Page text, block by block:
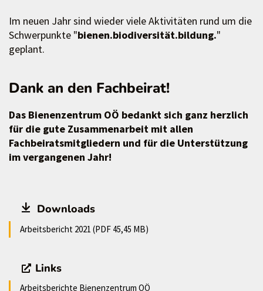
Im neuen Jahr sind wieder viele Aktivitäten rund um die
Schwerpunkte "bienen.biodiversität.bildung."
geplant.
Dank an den Fachbeirat!
Das Bienenzentrum OÖ bedankt sich ganz herzlich
für die gute Zusammenarbeit mit allen
Fachbeiratsmitgliedern und für die Unterstützung
im vergangenen Jahr!
Downloads
Arbeitsbericht 2021 (PDF 45,45 MB)
Links
Arbeitsberichte Bienenzentrum OÖ